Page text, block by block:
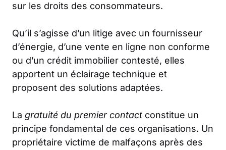
sur les droits des consommateurs.
Qu’il s’agisse d’un litige avec un fournisseur
d’énergie, d’une vente en ligne non conforme
ou d’un crédit immobilier contesté, elles
apportent un éclairage technique et
proposent des solutions adaptées.
La gratuité du premier contact constitue un
principe fondamental de ces organisations. Un
propriétaire victime de malfaçons après des